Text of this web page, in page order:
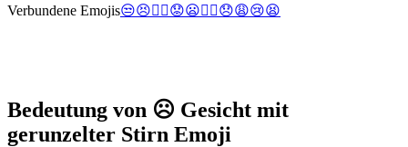
Verbundene Emojis😒😣🙍‍♀️😟😦🙍‍♂️😞😩😢😫
Bedeutung von ☹️ Gesicht mit
gerunzelter Stirn Emoji